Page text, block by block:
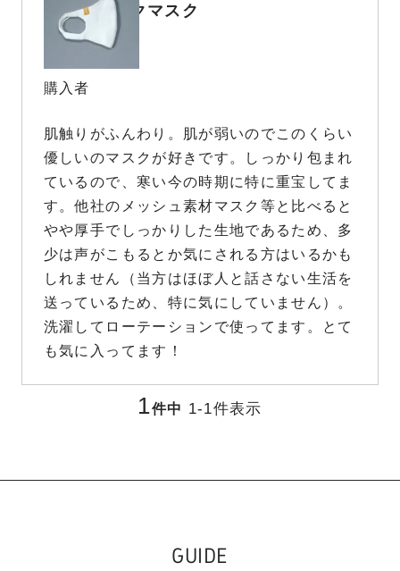
オーガニックマスク
購入者
肌触りがふんわり。肌が弱いのでこのくらい
優しいのマスクが好きです。しっかり包まれ
ているので、寒い今の時期に特に重宝してま
す。他社のメッシュ素材マスク等と比べると
やや厚手でしっかりした生地であるため、多
少は声がこもるとか気にされる方はいるかも
しれません（当方はほぼ人と話さない生活を
送っているため、特に気にしていません）。
洗濯してローテーションで使ってます。とて
も気に入ってます！
1件中 1-1件表示
GUIDE